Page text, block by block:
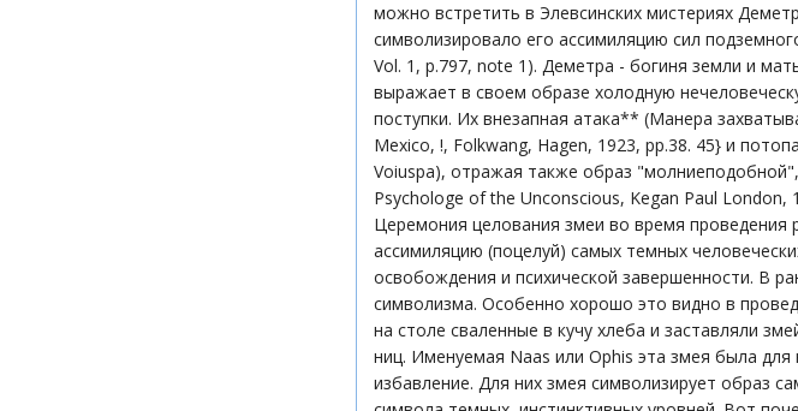
можно встретить в Элевсинских мистериях
символизировало его ассимиляцию сил
Vol. 1, p.797, note 1). Деметра - богиня земли и
выражает в своем образе холодную
поступки. Их внезапная атака** (Манера
Mexico, !, Folkwang, Hagen, 1923, pp.38. 45} и
Voiuspa), отражая также образ
Psychologe of the Unconscious, Kegan Paul
Церемония целования змеи во время проведения
ассимиляцию (поцелуй) самых темных
освобождения и психической завершенности. В
символизма. Особенно хорошо это видно в
на столе сваленные в кучу хлеба и заставляли
ниц. Именуемая Naas или Ophis эта змея была
избавление. Для них змея символизирует образ